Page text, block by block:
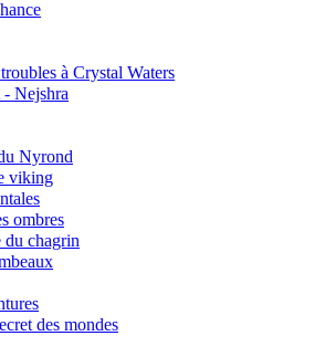
à Crystal Waters
Nejshra
Nyrond
viking
ombres
chagrin
des mondes